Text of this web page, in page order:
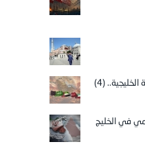
(4)
في الخليج